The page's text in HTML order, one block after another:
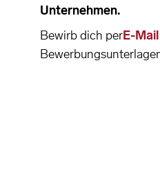
Unternehmen.
Bewirb dich perE-Mail